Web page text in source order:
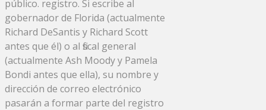
público. registro. Si escribe al
gobernador de Florida (actualmente
Richard DeSantis y Richard Scott
antes que él) o al fiscal general
(actualmente Ash Moody y Pamela
Bondi antes que ella), su nombre y
dirección de correo electrónico
pasarán a formar parte del registro